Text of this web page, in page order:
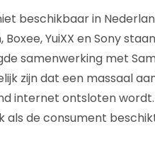
beschikbaar in
YuiXX en Sony
samenwerking met
zijn dat een massaal
internet ontsloten
als de consument